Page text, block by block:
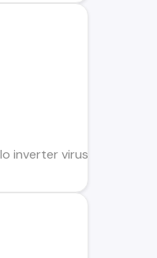
inverter virus protect